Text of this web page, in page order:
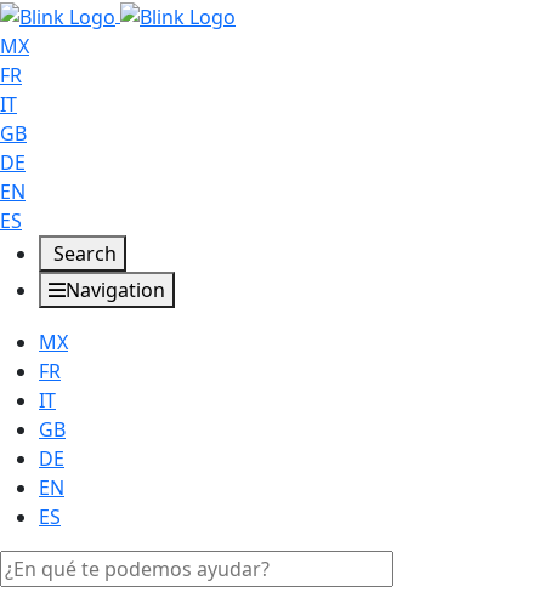
MX
FR
IT
GB
DE
EN
ES
Search
Navigation
MX
FR
IT
GB
DE
EN
ES